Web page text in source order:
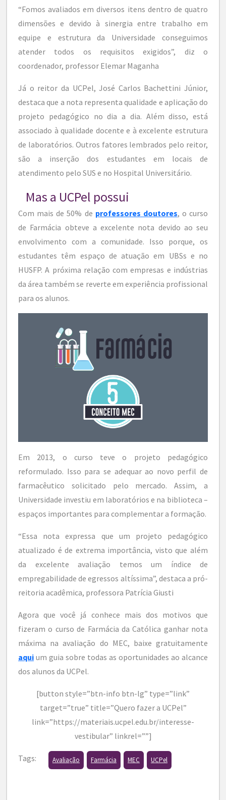
“Fomos avaliados em diversos itens dentro de quatro
dimensões e devido à sinergia entre trabalho em
equipe e estrutura da Universidade conseguimos
atender todos os requisitos exigidos”, diz o
coordenador, professor Elemar Maganha
Já o reitor da UCPel, José Carlos Bachettini Júnior,
destaca que a nota representa qualidade e aplicação do
projeto pedagógico no dia a dia. Além disso, está
associado à qualidade docente e à excelente estrutura
de laboratórios. Outros fatores lembrados pelo reitor,
são a inserção dos estudantes em locais de
atendimento pelo SUS e no Hospital Universitário.
Mas a UCPel possui
Com mais de 50% de professores doutores, o curso
de Farmácia obteve a excelente nota devido ao seu
envolvimento com a comunidade. Isso porque, os
estudantes têm espaço de atuação em UBSs e no
HUSFP. A próxima relação com empresas e indústrias
da área também se reverte em experiência profissional
para os alunos.
Em 2013, o curso teve o projeto pedagógico
reformulado. Isso para se adequar ao novo perfil de
farmacêutico solicitado pelo mercado. Assim, a
Universidade investiu em laboratórios e na biblioteca –
espaços importantes para complementar a formação.
“Essa nota expressa que um projeto pedagógico
atualizado é de extrema importância, visto que além
da excelente avaliação temos um índice de
empregabilidade de egressos altíssima”, destaca a pró-
reitoria acadêmica, professora Patrícia Giusti
Agora que você já conhece mais dos motivos que
fizeram o curso de Farmácia da Católica ganhar nota
máxima na avaliação do MEC, baixe gratuitamente
aqui um guia sobre todas as oportunidades ao alcance
dos alunos da UCPel.
[button style=”btn-info btn-lg” type=”link”
target=”true” title=”Quero fazer a UCPel”
link=”https://materiais.ucpel.edu.br/interesse-
vestibular” linkrel=””]
Tags: Avaliação Farmácia MEC UCPel